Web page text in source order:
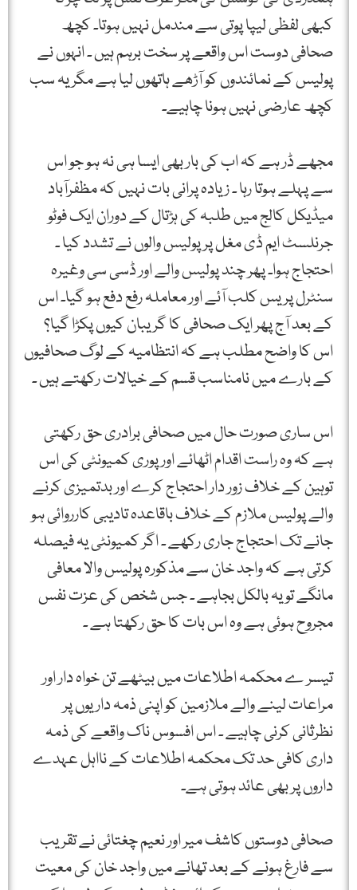
کبھی لفظی لیپا پوتی سے مندمل نہیں ہوتا۔ کچھ
صحافی دوست اس واقعے پر سخت برہم ہیں ۔ انہوں نے
پولیس کے نمائندوں کو آڑھے ہاتھوں لیا ہے مگر یہ سب
کچھ عارضی نہیں ہونا چاہیے۔
مجھے ڈر ہے کہ اب کی بار بھی ایسا ہی نہ ہو جو اس
سے پہلے ہوتا رہا ۔ زیادہ پرانی بات نہیں کہ مظفرآباد
میڈیکل کالج میں طلبہ کی ہڑتال کے دوران ایک فوٹو
جرنلسٹ ایم ڈی مغل پر پولیس والوں نے تشدد کیا ۔
احتجاج ہوا۔ پھر چند پولیس والے اور ڈسی سی وغیرہ
سنٹرل پریس کلب آئے اور معاملہ رفع دفع ہو گیا۔ اس
کے بعد آج پھر ایک صحافی کا گریبان کیوں پکڑا گیا؟
اس کا واضح مطلب ہے کہ انتظامیہ کے لوگ صحافیوں
کے بارے میں نامناسب قسم کے خیالات رکھتے ہیں ۔
اس ساری صورت حال میں صحافی برادری حق رکھتی
ہے کہ وہ راست اقدام اٹھائے اور پوری کمیونٹی کی اس
توہین کے خلاف زور دار احتجاج کرے اور بدتمیزی کرنے
والے پولیس ملازم کے خلاف باقاعدہ تادیبی کارروائی ہو
جانے تک احتجاج جاری رکھے ۔ اگر کمیونٹی یہ فیصلہ
کرتی ہے کہ واجد خان سے مذکورہ پولیس والا معافی
مانگے تو یہ بالکل بجاہے ۔ جس شخص کی عزت نفس
مجروح ہوئی ہے وہ اس بات کا حق رکھتا ہے ۔
تیسر ے محکمہ اطلاعات میں بیٹھے تن خواہ دار اور
مراعات لینے والے ملازمین کو اپنی ذمہ داریوں پر
نظرثانی کرنی چاہیے ۔ اس افسوس ناک واقعے کی ذمہ
داری کافی حد تک محکمہ اطلاعات کے نااہل عہدے
داروں پر بھی عائد ہوتی ہے۔
صحافی دوستوں کاشف میر اور نعیم چغتائی نے تقریب
سے فارغ ہونے کے بعد تھانے میں واجد خان کی معیت